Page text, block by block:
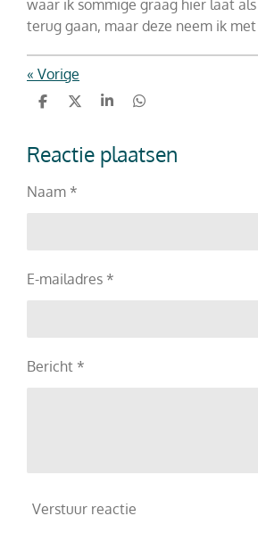
waar ik sommige graag hier laat
terug gaan, maar deze neem ik
« Vorige
D
e
n
D
l
S
r
e
D
e
n
Reactie plaatsen
Naam *
E-mailadres *
Bericht *
Verstuur reactie